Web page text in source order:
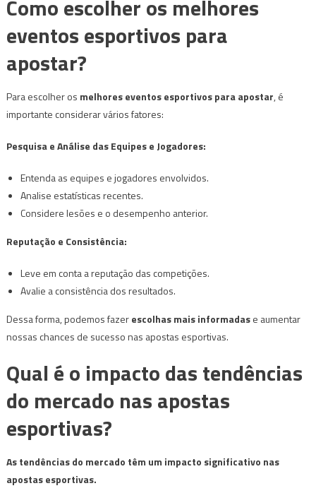
Como escolher os melhores
eventos esportivos para
apostar?
Para escolher os melhores eventos esportivos para apostar, é
importante considerar vários fatores:
Pesquisa e Análise das Equipes e Jogadores:
Entenda as equipes e jogadores envolvidos.
Analise estatísticas recentes.
Considere lesões e o desempenho anterior.
Reputação e Consistência:
Leve em conta a reputação das competições.
Avalie a consistência dos resultados.
Dessa forma, podemos fazerescolhas mais informadase aumentar
nossas chances de sucesso nas apostas esportivas.
Qual é o impacto das tendências
do mercado nas apostas
esportivas?
As tendências do mercado têm um impacto significativo nas
apostas esportivas.